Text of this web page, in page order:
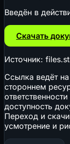
Введён в
Скачать
Источник:
Ссылка ведёт
стороннем
доступность
Переход и
усмотрение и